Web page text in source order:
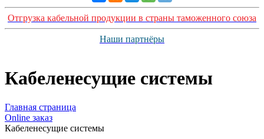
Отгрузка кабельной продукции в страны таможенного союза
Наши партнёры
Кабеленесущие системы
Главная страница
Оnline заказ
Кабеленесущие системы